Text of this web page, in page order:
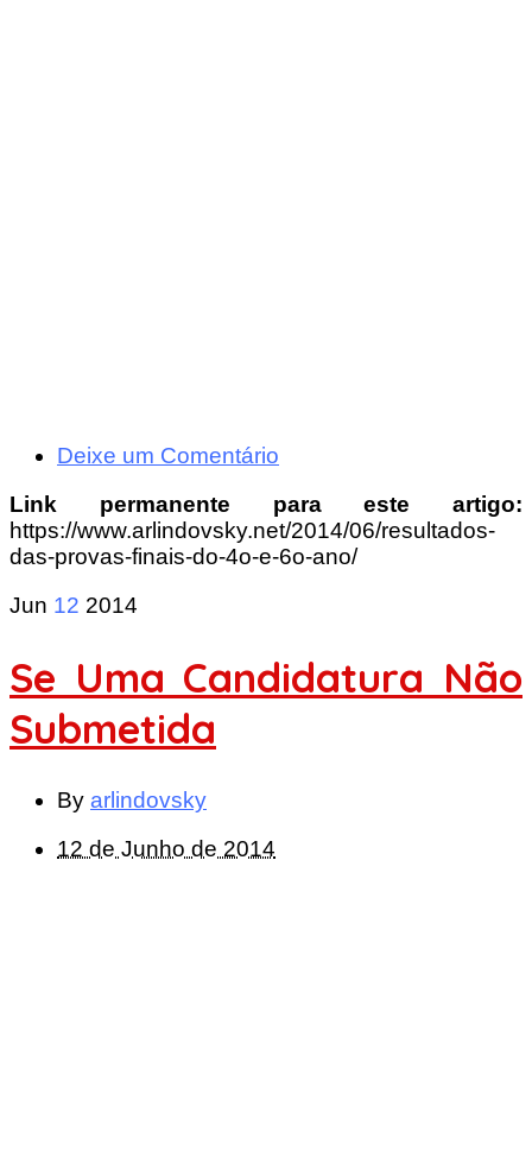
Deixe um Comentário
Link permanente para este artigo:
https://www.arlindovsky.net/2014/06/resultados-
das-provas-finais-do-4o-e-6o-ano/
Jun 12 2014
Se Uma Candidatura Não
Submetida
By arlindovsky
12 de Junho de 2014